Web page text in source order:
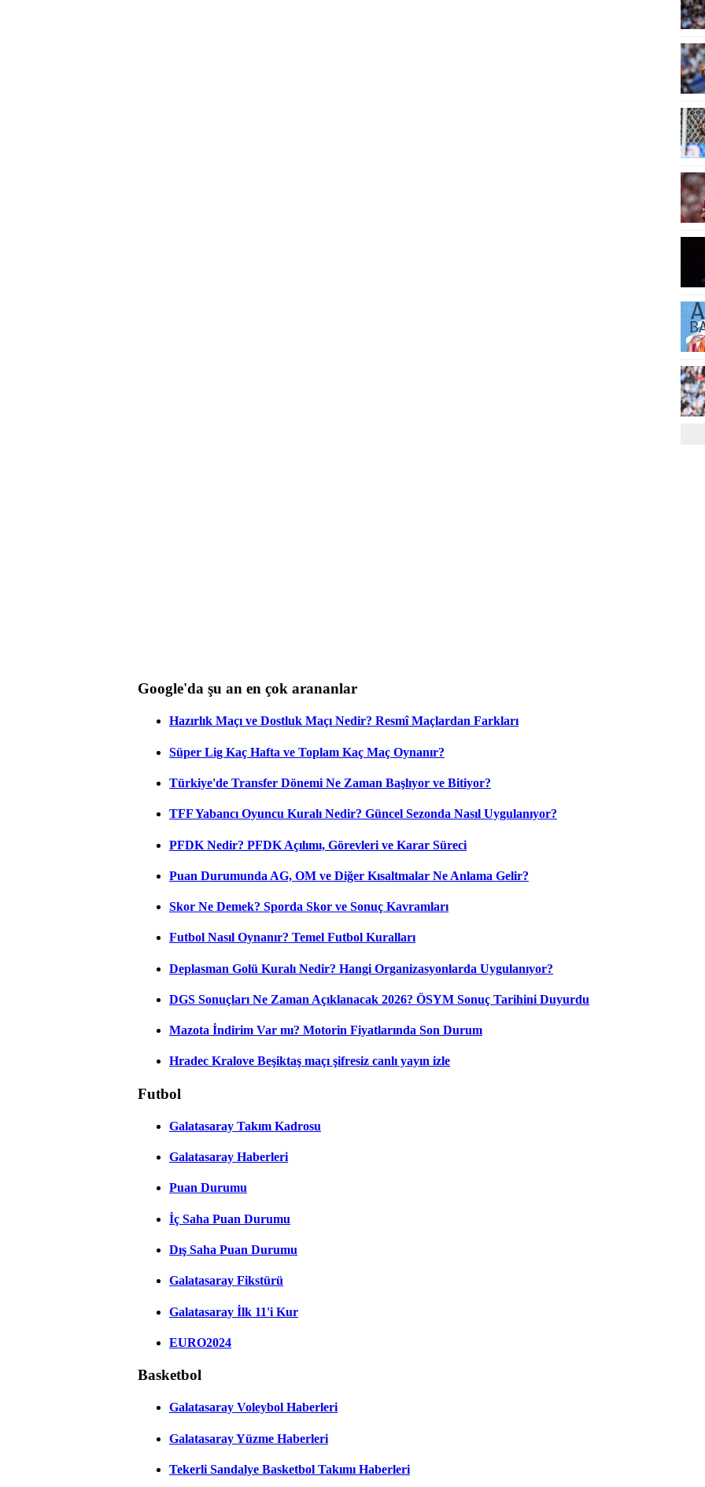
Google'da şu an en çok arananlar
Hazırlık Maçı ve Dostluk Maçı Nedir? Resmî Maçlardan Farkları
Süper Lig Kaç Hafta ve Toplam Kaç Maç Oynanır?
Türkiye'de Transfer Dönemi Ne Zaman Başlıyor ve Bitiyor?
TFF Yabancı Oyuncu Kuralı Nedir? Güncel Sezonda Nasıl Uygulanıyor?
PFDK Nedir? PFDK Açılımı, Görevleri ve Karar Süreci
Puan Durumunda AG, OM ve Diğer Kısaltmalar Ne Anlama Gelir?
Skor Ne Demek? Sporda Skor ve Sonuç Kavramları
Futbol Nasıl Oynanır? Temel Futbol Kuralları
Deplasman Golü Kuralı Nedir? Hangi Organizasyonlarda Uygulanıyor?
DGS Sonuçları Ne Zaman Açıklanacak 2026? ÖSYM Sonuç Tarihini Duyurdu
Mazota İndirim Var mı? Motorin Fiyatlarında Son Durum
Hradec Kralove Beşiktaş maçı şifresiz canlı yayın izle
Futbol
Galatasaray Takım Kadrosu
Galatasaray Haberleri
Puan Durumu
İç Saha Puan Durumu
Dış Saha Puan Durumu
Galatasaray Fikstürü
Galatasaray İlk 11'i Kur
EURO2024
Basketbol
Galatasaray Voleybol Haberleri
Galatasaray Yüzme Haberleri
Tekerli Sandalye Basketbol Takımı Haberleri